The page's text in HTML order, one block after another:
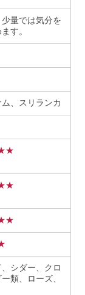
量では気分を
す。
、スリランカ
シダー、クロ
類、ローズ、